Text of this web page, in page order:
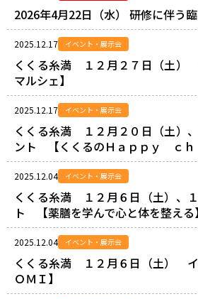
2026年4月22日（水） 研修に伴う
2025.12.17 イベント・展示会
くくる糸満 １２月２７日（土
マルシェ】
2025.12.17 イベント・展示会
くくる糸満 １２月２０日（土）
ント 【くくるのＨａｐｐｙ ｃｈ
2025.12.04 イベント・展示会
くくる糸満 １２月６日（土）、
ト 【薬膳を学んで心と体を整える】
2025.12.04 イベント・展示会
くくる糸満 １２月６日（土）
ＯＭＩ】